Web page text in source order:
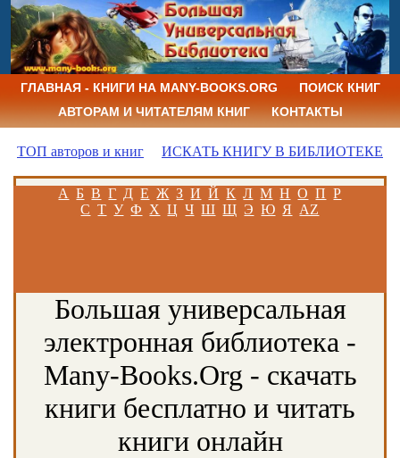
ГЛАВНАЯ - КНИГИ НА MANY-BOOKS.ORG
ПОИСК КНИГ
АВТОРАМ И ЧИТАТЕЛЯМ КНИГ
КОНТАКТЫ
ТОП авторов и книг ИСКАТЬ КНИГУ В БИБЛИОТЕКЕ
А Б В Г Д Е Ж З И Й К Л М Н О П Р
С Т У Ф Х Ц Ч Ш Щ Э Ю Я AZ
Большая универсальная
электронная библиотека -
Many-Books.Org - скачать
книги бесплатно и читать
книги онлайн